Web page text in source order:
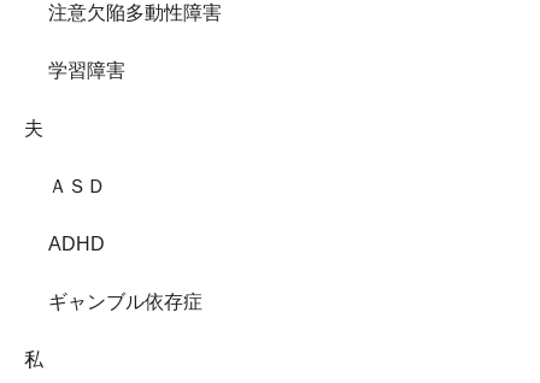
注意欠陥多動性障害
学習障害
夫
ＡＳＤ
ADHD
ギャンブル依存症
私